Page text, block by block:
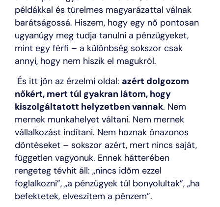
példákkal és türelmes magyarázattal válnak
barátságossá. Hiszem, hogy egy nő pontosan
ugyanúgy meg tudja tanulni a pénzügyeket,
mint egy férfi – a különbség sokszor csak
annyi, hogy nem hiszik el magukról.
És itt jön az érzelmi oldal: azért dolgozom
nőkért, mert túl gyakran látom, hogy
kiszolgáltatott helyzetben vannak. Nem
mernek munkahelyet váltani. Nem mernek
vállalkozást indítani. Nem hoznak önazonos
döntéseket – sokszor azért, mert nincs saját,
független vagyonuk. Ennek hátterében
rengeteg tévhit áll: „nincs időm ezzel
foglalkozni”, „a pénzügyek túl bonyolultak”, „ha
befektetek, elveszítem a pénzem”.